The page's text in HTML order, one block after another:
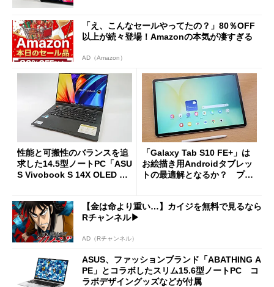
「え、こんなセールやってたの？」80％OFF
以上が続々登場！Amazonの本気が凄すぎる
AD（Amazon）
性能と可搬性のバランスを追
求した14.5型ノートPC「ASU
S Vivobook S 14X OLED S5
「Galaxy Tab S10 FE+」は
お絵描き用Androidタブレッ
トの最適解となるか？ プロ
【金は命より重い…】カイジを無料で見るなら
Rチャンネル▶︎
AD（Rチャンネル）
ASUS、ファッションブランド「ABATHING A
PE」とコラボしたスリム15.6型ノートPC コ
ラボデザイングッズなどが付属